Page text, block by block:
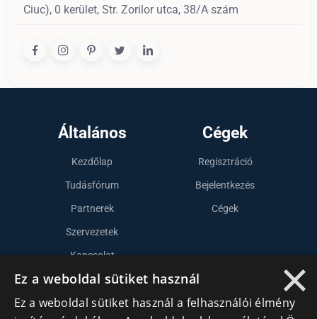
Ciuc), 0 kerület, Str. Zorilor utca, 38/A szám
Általános
Kezdőlap
Tudásfórum
Partnerek
Szervezetek
Kapcsolat
Cégek
Regisztráció
Bejelentkezés
Cégek
Lépj kapcsolatba velünk ×
Ez a weboldal sütiket használ
Ez a weboldal sütiket használ a felhasználói élmény